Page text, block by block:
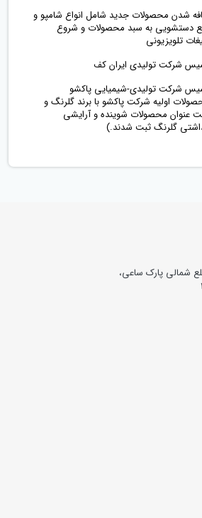
شدن محصولات جدید شامل انواع شامپو و
دستشویی به سبد محصولات و شروع
تلویزیونی
شرکت تولیدی ایران کف
شرکت تولیدی-شیمیایی پاکشو
اولیه شرکت پاکشو با برند گلرنگ و
عنوان محصولات شوینده و آرایشی
گلرنگ ثبت شدند.)
شمالی پارک ساعی،